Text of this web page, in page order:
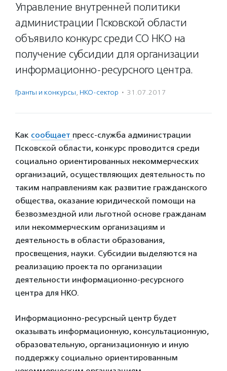
Управление внутренней политики
администрации Псковской области
объявило конкурс среди СО НКО на
получение субсидии для организации
информационно-ресурсного центра.
Гранты и конкурсы, НКО-сектор · 31.07.2017
Как сообщает пресс-служба администрации
Псковской области, конкурс проводится среди
социально ориентированных некоммерческих
организаций, осуществляющих деятельность по
таким направлениям как развитие гражданского
общества, оказание юридической помощи на
безвозмездной или льготной основе гражданам
или некоммерческим организациям и
деятельность в области образования,
просвещения, науки. Субсидии выделяются на
реализацию проекта по организации
деятельности информационно-ресурсного
центра для НКО.
Информационно-ресурсный центр будет
оказывать информационную, консультационную,
образовательную, организационную и иную
поддержку социально ориентированным